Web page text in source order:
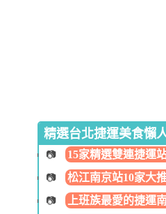
精選台北捷運美食懶
15家精選雙連捷運
松江南京站10家大
上班族最愛的捷運